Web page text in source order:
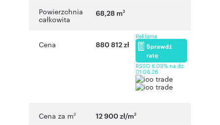
Powierzchnia
całkowita
68,28 m2
Cena 880 812 zł
Reklama
Sprawdź
ratę
RSSO 6,09% na dz.
01.06.26
Cena za m2 12 900 zł/m2